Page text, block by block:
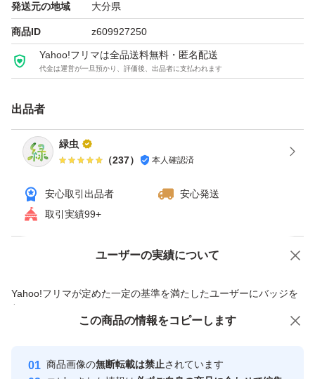
植え付けから約半年後には美味しいネギが収穫出来ます(^
^)
ポットの数ではありませんのでご注意下さい。
※濡れ新聞紙等で包み、簡易包装(画像3枚目参照)にて発
※苗により多少の長さや太さ色味のバラつきがございま
※苗の上部を数センチ程をカットしてから発送する場合が
※保証として1割程度本数多めに封入致しますので
発送元の地域 大分県
商品ID z609927250
Yahoo!フリマは全品送料無料・匿名配送
代金は運営が一旦預かり、評価後、出品者に支払われます
出品者
緑虫
（237） 本人確認済
安心取引出品者
安心発送
取引実績99+
ユーザーの実績について
Yahoo!フリマが定めた一定の基準を満たしたユーザーにバッジを
付与しています
安心取引出品者
心・安全なユーザーです
価格の相談 商品への質問
この商品の情報をコピーします
商品画像の無断転載は禁止されています
この商品をみている人にオススメ